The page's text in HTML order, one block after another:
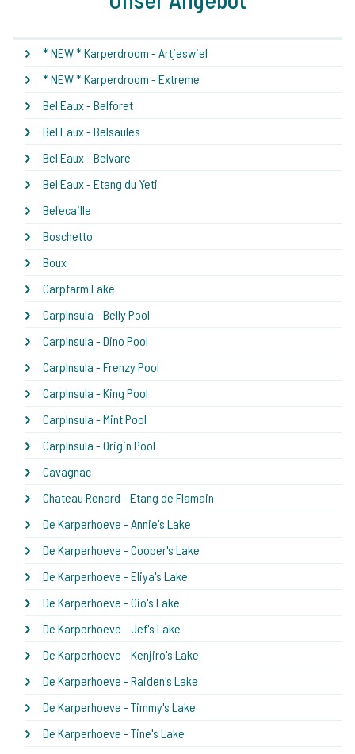
* NEW * Karperdroom - Artjeswiel
* NEW * Karperdroom - Extreme
Bel Eaux - Belforet
Bel Eaux - Belsaules
Bel Eaux - Belvare
Bel Eaux - Etang du Yeti
Bel'ecaille
Boschetto
Boux
Carpfarm Lake
CarpInsula - Belly Pool
CarpInsula - Dino Pool
CarpInsula - Frenzy Pool
CarpInsula - King Pool
CarpInsula - Mint Pool
CarpInsula - Origin Pool
Cavagnac
Chateau Renard - Etang de Flamain
De Karperhoeve - Annie's Lake
De Karperhoeve - Cooper's Lake
De Karperhoeve - Eliya's Lake
De Karperhoeve - Gio's Lake
De Karperhoeve - Jef's Lake
De Karperhoeve - Kenjiro's Lake
De Karperhoeve - Raiden's Lake
De Karperhoeve - Timmy's Lake
De Karperhoeve - Tine's Lake